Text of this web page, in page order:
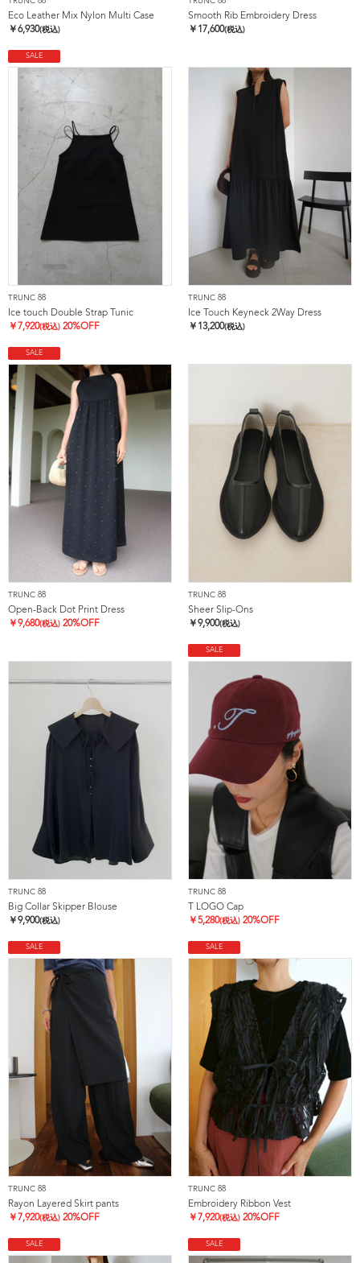
Eco Leather Mix Nylon Multi Case
￥6,930(税込)
Smooth Rib Embroidery Dress
￥ 17,600(税込)
SALE
TRUNC 88
Ice touch Double Strap Tunic
￥ 7,920(税込) 20%OFF
TRUNC 88
Ice Touch Keyneck 2Way Dress
￥ 13,200(税込)
SALE
TRUNC 88
Open-Back Dot Print Dress
￥9,680(税込) 20%OFF
TRUNC 88
Sheer Slip-Ons
￥9,900(税込)
TRUNC 88
Big Collar Skipper Blouse
￥9,900(税込)
SALE
TRUNC 88
T LOGO Cap
￥5,280(税込) 20%OFF
SALE
TRUNC 88
Rayon Layered Skirt pants
￥ 7,920(税込) 20%OFF
SALE
TRUNC 88
Embroidery Ribbon Vest
￥ 7,920(税込) 20%OFF
SALE SALE